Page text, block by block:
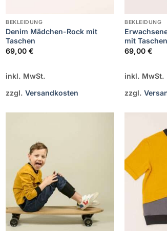
BEKLEIDUNG
Denim Mädchen-Rock mit
Taschen
69,00€
inkl. MwSt.
zzgl.Versandkosten
BEKLEIDUNG
mit Taschen
69,00€
inkl. MwSt.
zzgl.